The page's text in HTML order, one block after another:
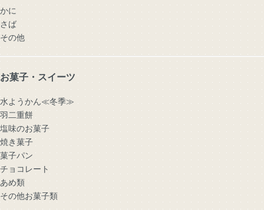
かに
さば
その他
お菓子・スイーツ
水ようかん≪冬季≫
羽二重餅
塩味のお菓子
焼き菓子
菓子パン
チョコレート
あめ類
その他お菓子類